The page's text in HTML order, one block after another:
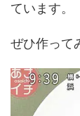
ています。
ぜひ作って